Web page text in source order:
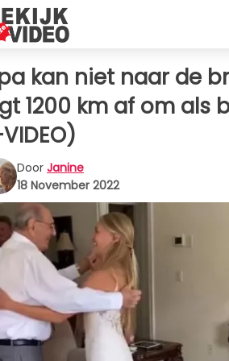
kan niet naar de
1200 km af om als
Door Janine
18 November 2022